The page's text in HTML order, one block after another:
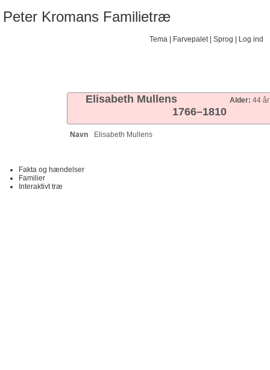
Peter Kromans Familietræ
Tema Farvepalet Sprog Log ind
Elisabeth Mullens Alder: 44 år
1766–1810
Navn Elisabeth Mullens
Fakta og hændelser
Familier
Interaktivt træ